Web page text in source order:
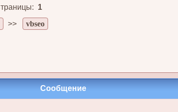
1
>> vbseo
Сообщение